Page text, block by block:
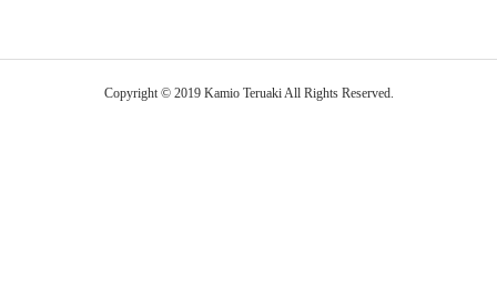
Copyright © 2019 Kamio Teruaki All Rights Reserved.